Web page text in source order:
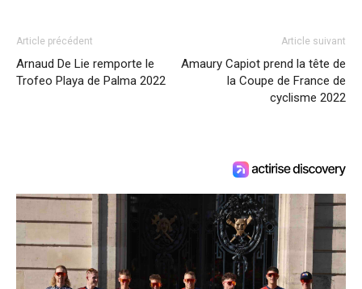
Article précédent
Arnaud De Lie remporte le
Trofeo Playa de Palma 2022
Article suivant
Amaury Capiot prend la tête de
la Coupe de France de
cyclisme 2022